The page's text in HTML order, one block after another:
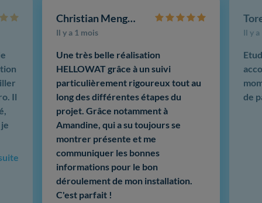
Christian Mengotti
Il y a 1 mois
Une très belle réalisation
HELLOWAT grâce à un suivi
particulièrement rigoureux tout au
long des différentes étapes du
projet. Grâce notamment à
Amandine, qui a su toujours se
montrer présente et me
communiquer les bonnes
informations pour le bon
déroulement de mon installation.
C'est parfait !
Il y
de
Il